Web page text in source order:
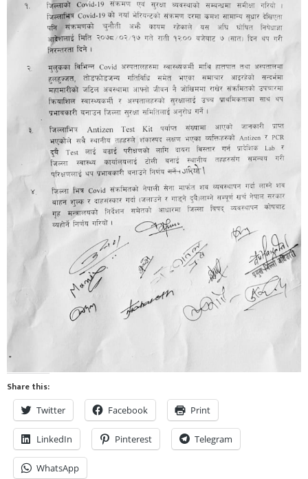
Share this:
Twitter Facebook Print
LinkedIn Pinterest Telegram
WhatsApp